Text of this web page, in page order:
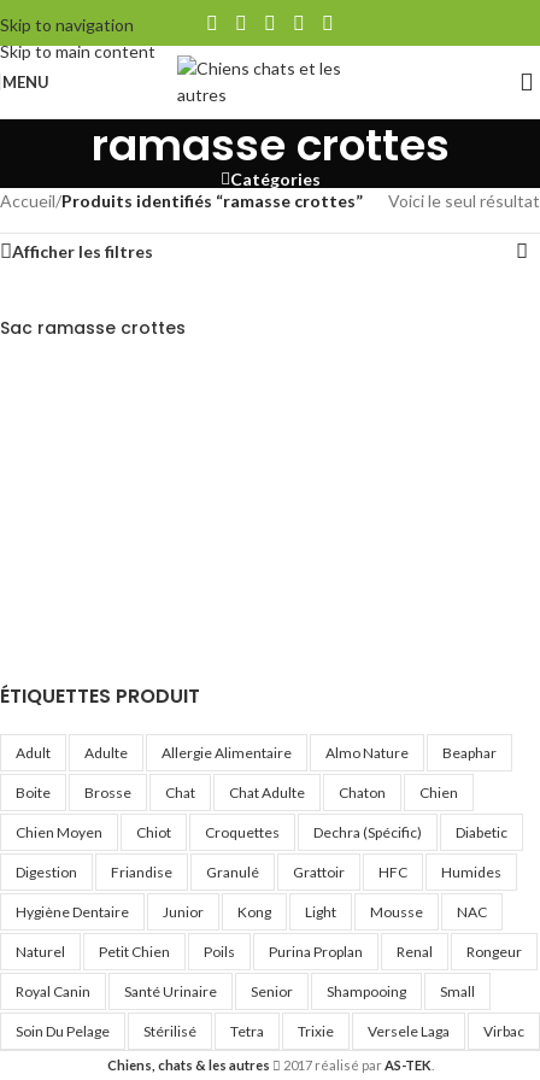
Skip to navigation
Skip to main content
MENU
ramasse crottes
Catégories
Accueil/Produits identifiés “ramasse crottes” Voici le seul résultat
Afficher les filtres
Sac ramasse crottes
ÉTIQUETTES PRODUIT
Adult Adulte Allergie Alimentaire Almo Nature Beaphar
Boite Brosse Chat Chat Adulte Chaton Chien
Chien Moyen Chiot Croquettes Dechra (Spécific) Diabetic
Digestion Friandise Granulé Grattoir HFC Humides
Hygiène Dentaire Junior Kong Light Mousse NAC
Naturel Petit Chien Poils Purina Proplan Renal Rongeur
Royal Canin Santé Urinaire Senior Shampooing Small
Soin Du Pelage Stérilisé Tetra Trixie Versele Laga Virbac
Chiens, chats & les autres 2017 réalisé parAS-TEK